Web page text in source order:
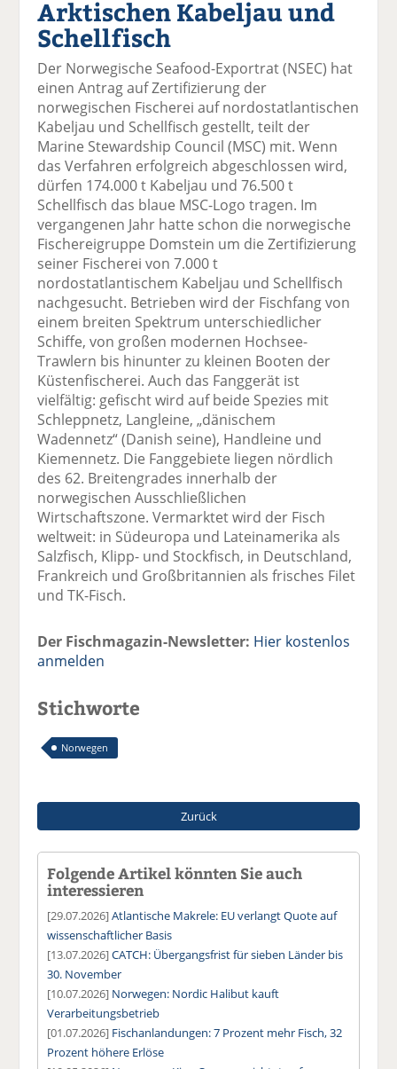
el
a
F
ac
e
b
o
o
k
te
il
e
el
t
tt
n
el
a
Li
k
e
di
n
il
e
n
el
p
E
m
ai
v
er
d
e
ck
n
Arktischen Kabeljau und
Schellfisch
Der Norwegische Seafood-Exportrat (NSEC) hat
einen Antrag auf Zertifizierung der
norwegischen Fischerei auf nordostatlantischen
Kabeljau und Schellfisch gestellt, teilt der
Marine Stewardship Council (MSC) mit. Wenn
das Verfahren erfolgreich abgeschlossen wird,
dürfen 174.000 t Kabeljau und 76.500 t
Schellfisch das blaue MSC-Logo tragen. Im
vergangenen Jahr hatte schon die norwegische
Fischereigruppe Domstein um die Zertifizierung
seiner Fischerei von 7.000 t
nordostatlantischem Kabeljau und Schellfisch
nachgesucht. Betrieben wird der Fischfang von
einem breiten Spektrum unterschiedlicher
Schiffe, von großen modernen Hochsee-
Trawlern bis hinunter zu kleinen Booten der
Küstenfischerei. Auch das Fanggerät ist
vielfältig: gefischt wird auf beide Spezies mit
Schleppnetz, Langleine, „dänischem
Wadennetz“ (Danish seine), Handleine und
Kiemennetz. Die Fanggebiete liegen nördlich
des 62. Breitengrades innerhalb der
norwegischen Ausschließlichen
Wirtschaftszone. Vermarktet wird der Fisch
weltweit: in Südeuropa und Lateinamerika als
Salzfisch, Klipp- und Stockfisch, in Deutschland,
Frankreich und Großbritannien als frisches Filet
und TK-Fisch.
Der Fischmagazin-Newsletter: Hier kostenlos
anmelden
Stichworte
Norwegen
Zurück
Folgende Artikel könnten Sie auch
interessieren
[29.07.2026]Atlantische Makrele: EU verlangt Quote auf
wissenschaftlicher Basis
[13.07.2026]CATCH: Übergangsfrist für sieben Länder bis
30. November
[10.07.2026] Norwegen: Nordic Halibut kauft
Verarbeitungsbetrieb
[01.07.2026] Fischanlandungen: 7 Prozent mehr Fisch, 32
Prozent höhere Erlöse